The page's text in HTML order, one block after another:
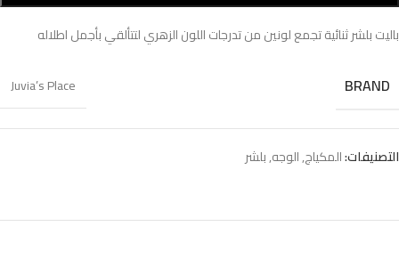
باليت بلشر ثنائية تجمع لونين من تدرجات اللون الزهري لتتألقي بأجمل اطلاله
BRAND
Juvia’s Place
التصنيفات:المكياج,الوجه,بلشر